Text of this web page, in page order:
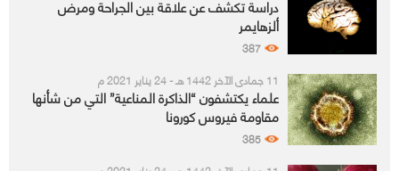
دراسة تكشف عن علاقة بين الجراحة ومرض
ألزهايمر
387
11 جمادى الآخر 1442 هـ - 24 يناير 2021 م
علماء يكتشفون “الذاكرة المناعية” التي من شأنها
مقاومة فيروس كورونا
385